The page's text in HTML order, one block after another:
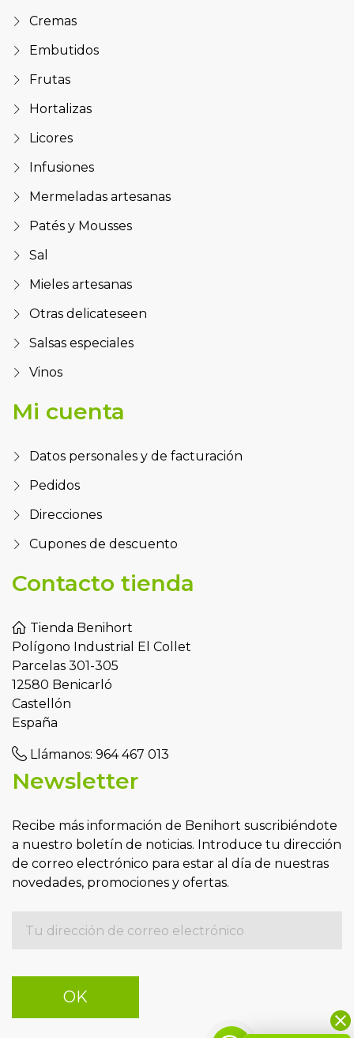
Cremas
Embutidos
Frutas
Hortalizas
Licores
Infusiones
Mermeladas artesanas
Patés y Mousses
Sal
Mieles artesanas
Otras delicateseen
Salsas especiales
Vinos
Mi cuenta
Datos personales y de facturación
Pedidos
Direcciones
Cupones de descuento
Contacto tienda
Tienda Benihort
Polígono Industrial El Collet
Parcelas 301-305
12580 Benicarló
Castellón
España
Llámanos: 964 467 013
Newsletter
Recibe más información de Benihort suscribiéndote
a nuestro boletín de noticias. Introduce tu dirección
de correo electrónico para estar al día de nuestras
novedades, promociones y ofertas.